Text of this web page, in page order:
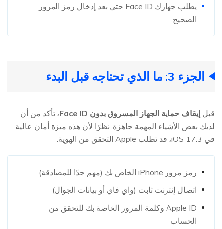
يطلب جهازك Face ID حتى بعد إدخال رمز المرور
الصحيح.
الجزء 3: ما الذي تحتاجه قبل البدء
قبل إيقاف حماية الجهاز المسروق بدون Face ID
، تأكد من أن
لديك بعض الأشياء المهمة جاهزة. نظرًا لأن هذه ميزة أمان عالية
في iOS 17.3، قد تطلب Apple التحقق من الهوية.
رمز مرور iPhone الخاص بك (مهم جدًا للمصادقة)
اتصال إنترنت ثابت (واي فاي أو بيانات الجوال)
Apple ID وكلمة المرور الخاصة بك للتحقق من
الحساب